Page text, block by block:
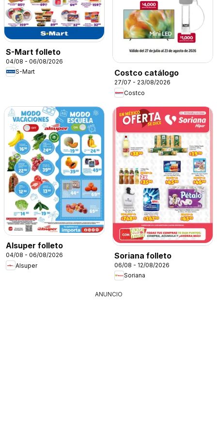
S-Mart folleto
04/08 - 06/08/2026
S-Mart
Costco catálogo
27/07 - 23/08/2026
Costco
Alsuper folleto
04/08 - 06/08/2026
Alsuper
Soriana folleto
06/08 - 12/08/2026
Soriana
ANUNCIO